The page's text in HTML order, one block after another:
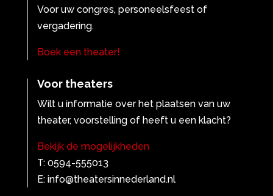
Voor uw congres, personeelsfeest of
vergadering.
Boek een theater!
Voor theaters
Wilt u informatie over het plaatsen van uw
theater, voorstelling of heeft u een klacht?
Bekijk de mogelijkheden
T: 0594-555013
E: info@theatersinnederland.nl